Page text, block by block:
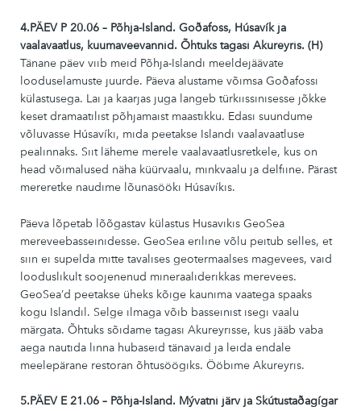
4.PÄEV P 20.06 – Põhja-Island. Goðafoss, Húsavík ja
vaalavaatlus, kuumaveevannid. Õhtuks tagasi Akureyris. (H)
Tänane päev viib meid Põhja-Islandi meeldejäävate
looduselamuste juurde. Päeva alustame võimsa Goðafossi
külastusega. Lai ja kaarjas juga langeb türkiissinisesse jõkke
keset dramaatilist põhjamaist maastikku. Edasi suundume
võluvasse Húsavíki, mida peetakse Islandi vaalavaatluse
pealinnaks. Siit läheme merele vaalavaatlusretkele, kus on
head võimalused näha küürvaalu, minkvaalu ja delfiine. Pärast
mereretke naudime lõunasööki Húsavíkis.
Päeva lõpetab lõõgastav külastus Husavikis GeoSea
mereveebasseinidesse. GeoSea eriline võlu peitub selles, et
siin ei supelda mitte tavalises geotermaalses magevees, vaid
looduslikult soojenenud mineraaliderikkas merevees.
GeoSea’d peetakse üheks kõige kaunima vaatega spaaks
kogu Islandil. Selge ilmaga võib basseinist isegi vaalu
märgata. Õhtuks sõidame tagasi Akureyrisse, kus jääb vaba
aega nautida linna hubaseid tänavaid ja leida endale
meelepärane restoran õhtusöögiks. Ööbime Akureyris.
5.PÄEV E 21.06 – Põhja-Island. Mývatni järv ja Skútustaðagígar